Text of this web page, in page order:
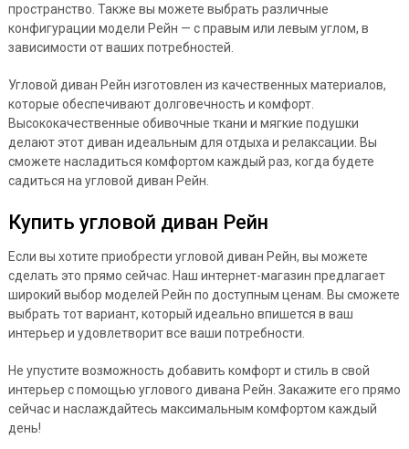
пространство. Также вы можете выбрать различные
конфигурации модели Рейн — с правым или левым углом, в
зависимости от ваших потребностей.
Угловой диван Рейн изготовлен из качественных материалов,
которые обеспечивают долговечность и комфорт.
Высококачественные обивочные ткани и мягкие подушки
делают этот диван идеальным для отдыха и релаксации. Вы
сможете насладиться комфортом каждый раз, когда будете
садиться на угловой диван Рейн.
Купить угловой диван Рейн
Если вы хотите приобрести угловой диван Рейн, вы можете
сделать это прямо сейчас. Наш интернет-магазин предлагает
широкий выбор моделей Рейн по доступным ценам. Вы сможете
выбрать тот вариант, который идеально впишется в ваш
интерьер и удовлетворит все ваши потребности.
Не упустите возможность добавить комфорт и стиль в свой
интерьер с помощью углового дивана Рейн. Закажите его прямо
сейчас и наслаждайтесь максимальным комфортом каждый
день!